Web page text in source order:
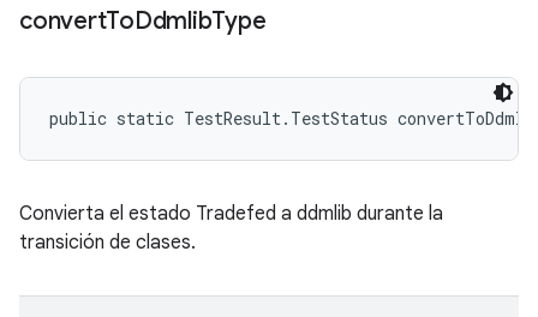
convertToDdmlibType
public static TestResult.TestStatus
Convierta el estado Tradefed a ddmlib durante la
transición de clases.